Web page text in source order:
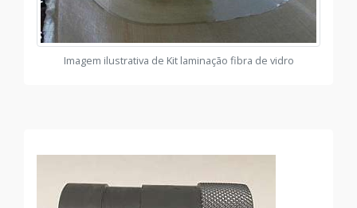
Imagem ilustrativa de Kit laminação fibra de vidro